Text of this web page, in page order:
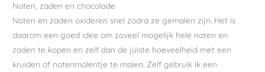
Noten, zaden en chocolade
Noten en zaden oxideren snel zodra ze gemalen zijn. Het is
daarom een goed idee om zoveel mogelijk hele noten en
zaden te kopen en zelf dan de juiste hoeveelheid met een
kruiden of notenmolentje te malen. Zelf gebruik ik een